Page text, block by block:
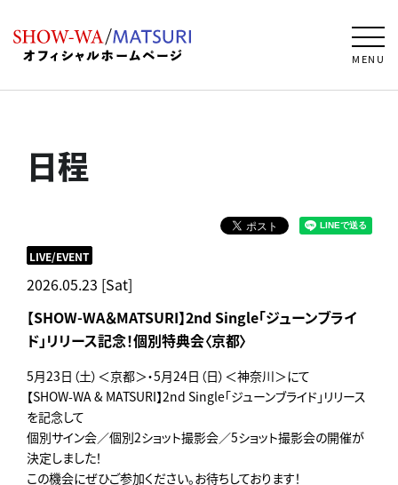
MENU
日程
2026.05.23 [Sat]
LIVE/EVENT
【SHOW-WA＆MATSURI】2nd Single「ジューンブライ
ド」リリース記念！個別特典会〈京都〉
5月23日（土）＜京都＞・5月24日（日）＜神奈川＞にて
【SHOW-WA & MATSURI】2nd Single「ジューンブライド」リリース
を記念して
個別サイン会／個別2ショット撮影会／5ショット撮影会の開催が
決定しました！
この機会にぜひご参加ください。お待ちしております！